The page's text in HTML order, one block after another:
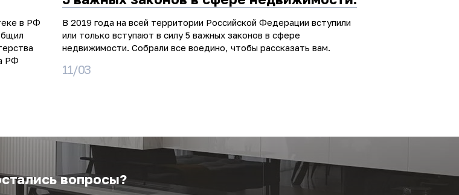
в РФ
РФ
В 2019 года на всей территории Российской Федерации вступили
или только вступают в силу 5 важных законов в сфере
недвижимости. Собрали все воедино, чтобы рассказать вам.
11/03
вопросы?